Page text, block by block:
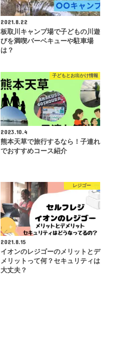
2021.8.22
板取川キャンプ場で子どもの川遊
びを満喫バーベキューや駐車場
は？
子どもとお出かけ情報
2023.10.4
熊本天草で旅行するなら！子連れ
でおすすめコース紹介
レジゴー
2021.8.15
イオンのレジゴーのメリットとデ
メリットって何？セキュリティは
大丈夫？